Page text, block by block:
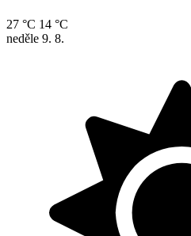
27 °C 14 °C
neděle 9. 8.